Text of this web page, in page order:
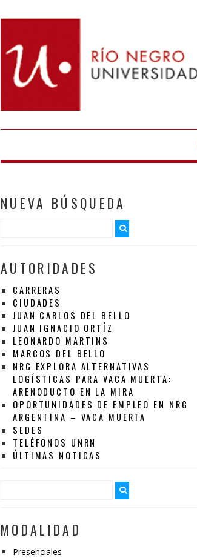
NUEVA BÚSQUEDA
AUTORIDADES
CARRERAS
CIUDADES
JUAN CARLOS DEL BELLO
JUAN IGNACIO ORTÍZ
LEONARDO MARTINS
MARCOS DEL BELLO
NRG EXPLORA ALTERNATIVAS
LOGÍSTICAS PARA VACA MUERTA:
ARENODUCTO EN LA MIRA
OPORTUNIDADES DE EMPLEO EN NRG
ARGENTINA – VACA MUERTA
SEDES
TELÉFONOS UNRN
ÚLTIMAS NOTICAS
MODALIDAD
Presenciales